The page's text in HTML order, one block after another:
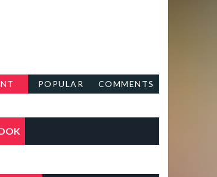
POPULAR COMMENTS